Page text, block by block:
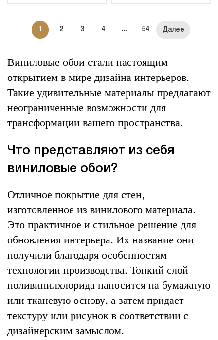
1 2 3 4 ... 54
Виниловые обои стали настоящим
открытием в мире дизайна интерьеров.
Такие удивительные материалы предлагают
неограниченные возможности для
трансформации вашего пространства.
Что представляют из себя
виниловые обои?
Отличное покрытие для стен,
изготовленное из винилового материала.
Это практичное и стильное решение для
обновления интерьера. Их название они
получили благодаря особенностям
технологии производства. Тонкий слой
поливинилхлорида наносится на бумажную
или тканевую основу, а затем придает
текстуру или рисунок в соответствии с
дизайнерским замыслом.